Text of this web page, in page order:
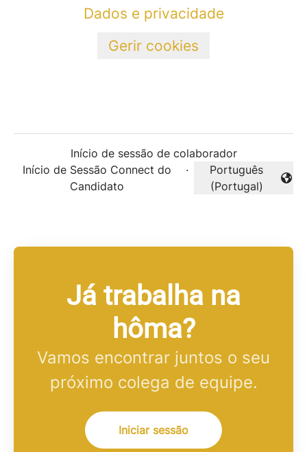
Dados e privacidade
Gerir cookies
Início de sessão de colaborador
Início de Sessão Connect do
Candidato
·
Alterar idioma
Português
(Portugal)
Já trabalha na
hôma?
Vamos encontrar juntos o seu
próximo colega de equipe.
Iniciar sessão